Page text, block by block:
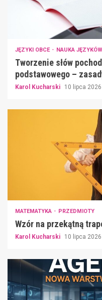
JĘZYKI OBCE NAUKA JĘZYKÓW
Tworzenie słów
podstawowego –
Karol Kucharski 10 lipca 2026
MATEMATYKA PRZEDMIOTY
Wzór na przekątną
Karol Kucharski 10 lipca 2026